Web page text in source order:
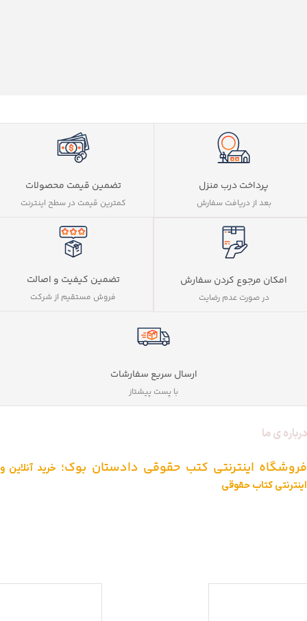
پرداخت درب منزل
بعد از دریافت سفارش
تضمین قیمت محصولات
کمترین قیمت در سطح اینترنت
امکان مرجوع کردن سفارش
در صورت عدم رضایت
تضمین کیفیت و اصالت
فروش مستقیم از شرکت
ارسال سریع سفارشات
با پست پیشتاز
درباره ی ما
فروشگاه اینترنتی کتب حقوقی دادستان بوک؛ خرید آنلاین و
اینترنتی کتاب حقوقی